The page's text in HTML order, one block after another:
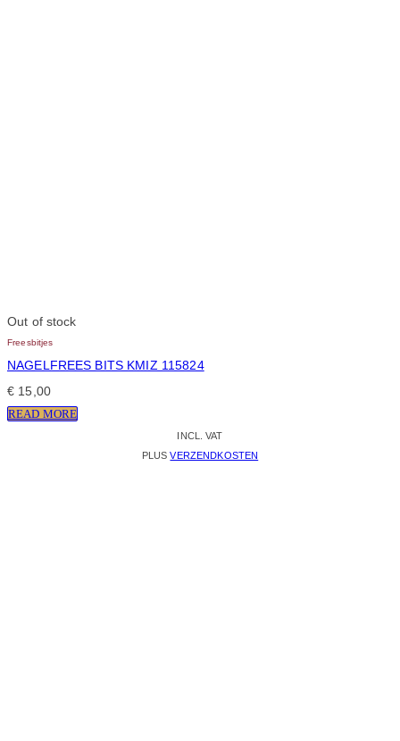
Out of stock
Freesbitjes
NAGELFREES BITS KMIZ 115824
€ 15,00
READ MORE
INCL. VAT
PLUSVERZENDKOSTEN